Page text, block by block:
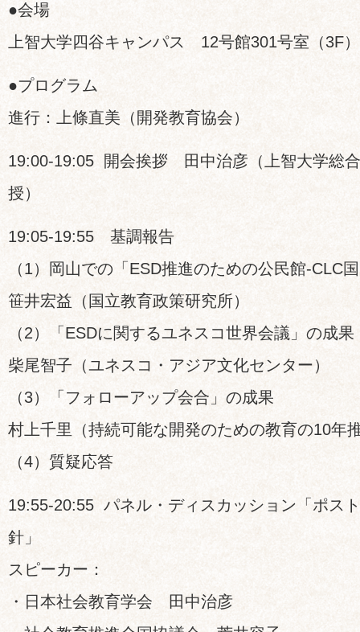
●会場
上智大学四谷キャンパス 12号館301号室（3F）
●プログラム
進行：上條直美（開発教育協会）
19:00-19:05 開会挨拶 田中治彦（上智大学総
授）
19:05-19:55 基調報告
（1）岡山での「ESD推進のための公民館-CLC
笹井宏益（国立教育政策研究所）
（2）「ESDに関するユネスコ世界会議」の成果
柴尾智子（ユネスコ・アジア文化センター）
（3）「フォローアップ会合」の成果
村上千里（持続可能な開発のための教育の10年
（4）質疑応答
19:55-20:55 パネル・ディスカッション「ポス
針」
スピーカー：
・日本社会教育学会 田中治彦